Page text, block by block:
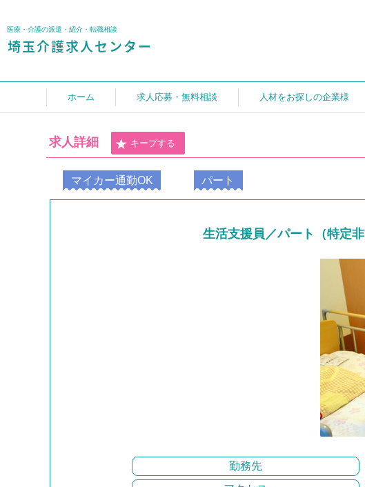
医療・介護の派遣・紹介・転職相談
ホーム 求人応募・無料相談 人材をお探しの企業様
求人詳細 キープする
マイカー通勤OK パート
生活支援員／パート（特定
勤務先